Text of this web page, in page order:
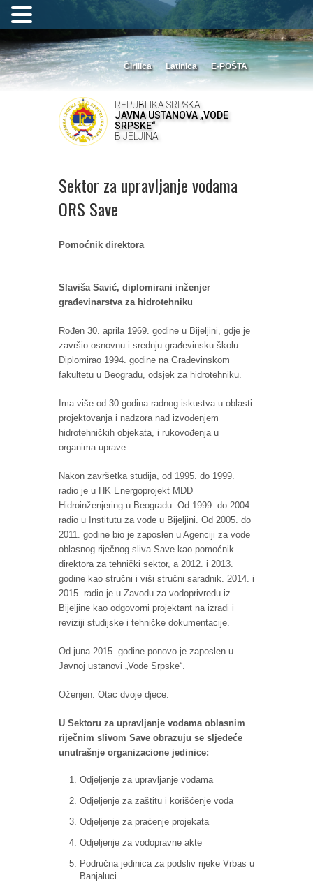
Ćirilica Latinica E-POŠTA
REPUBLIKA SRPSKA
JAVNA USTANOVA „VODE
SRPSKE“
BIJELJINA
Sektor za upravljanje vodama
ORS Save
Pomoćnik direktora
Slaviša Savić, diplomirani inženjer
građevinarstva za hidrotehniku
Rođen 30. aprila 1969. godine u Bijeljini, gdje je
završio osnovnu i srednju građevinsku školu.
Diplomirao 1994. godine na Građevinskom
fakultetu u Beogradu, odsjek za hidrotehniku.
Ima više od 30 godina radnog iskustva u oblasti
projektovanja i nadzora nad izvođenjem
hidrotehničkih objekata, i rukovođenja u
organima uprave.
Nakon završetka studija, od 1995. do 1999.
radio je u HK Energoprojekt MDD
Hidroinženjering u Beogradu. Od 1999. do 2004.
radio u Institutu za vode u Bijeljini. Od 2005. do
2011. godine bio je zaposlen u Agenciji za vode
oblasnog riječnog sliva Save kao pomoćnik
direktora za tehnički sektor, a 2012. i 2013.
godine kao stručni i viši stručni saradnik. 2014. i
2015. radio je u Zavodu za vodoprivredu iz
Bijeljine kao odgovorni projektant na izradi i
reviziji studijske i tehničke dokumentacije.
Od juna 2015. godine ponovo je zaposlen u
Javnoj ustanovi „Vode Srpske“.
Oženjen. Otac dvoje djece.
U Sektoru za upravljanje vodama oblasnim
riječnim slivom Save obrazuju se sljedeće
unutrašnje organizacione jedinice:
Odjeljenje za upravljanje vodama
Odjeljenje za zaštitu i korišćenje voda
Odjeljenje za praćenje projekata
Odjeljenje za vodopravne akte
Područna jedinica za podsliv rijeke Vrbas u
Banjaluci